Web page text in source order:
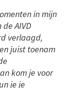
in mijn
AIVD
verlaagd,
juist toenam
kom je voor
je je